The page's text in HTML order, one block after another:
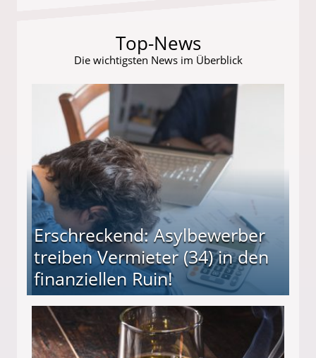
Top-News
Die wichtigsten News im Überblick
Erschreckend: Asylbewerber
treiben Vermieter (34) in den
finanziellen Ruin!
(34) in den finanziellen Ruin!